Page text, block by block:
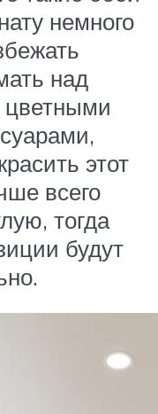
немного
над
этот
всего
тогда
будут